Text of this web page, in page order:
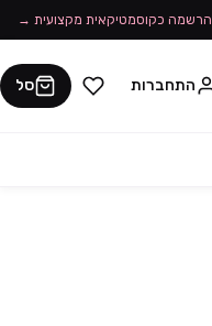
הרשמה כקוסמטיקאית מקצועית →
התחברות סל